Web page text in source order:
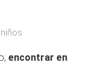
encontrar en